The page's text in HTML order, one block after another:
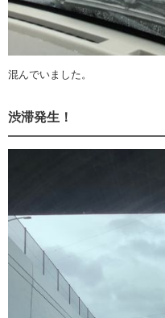
混んでいました。
渋滞発生！